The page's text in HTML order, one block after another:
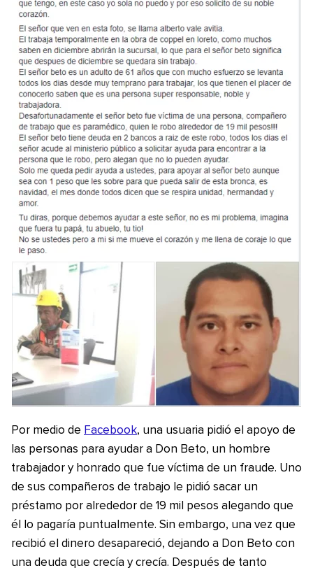
Por medio de Facebook, una usuaria pidió el apoyo de
las personas para ayudar a Don Beto, un hombre
trabajador y honrado que fue víctima de un fraude. Uno
de sus compañeros de trabajo le pidió sacar un
préstamo por alrededor de 19 mil pesos alegando que
él lo pagaría puntualmente. Sin embargo, una vez que
recibió el dinero desapareció, dejando a Don Beto con
una deuda que crecía y crecía. Después de tanto